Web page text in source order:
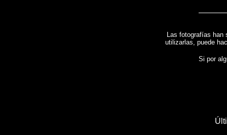
Las fotografías han
utilizarlas, puede
Si por